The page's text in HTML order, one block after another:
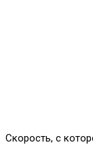
Скорость, с